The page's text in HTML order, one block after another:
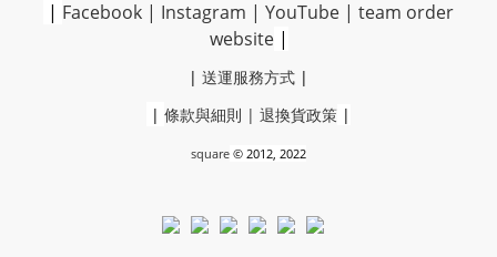
| Facebook | Instagram | YouTube | team order
website|
| 送運服務方式 |
| 條款與細則 | 退換貨政策 |
square © 2012, 2022